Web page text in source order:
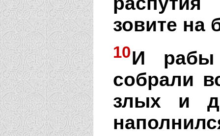
зовите на
10И рабы
собрали
злых и